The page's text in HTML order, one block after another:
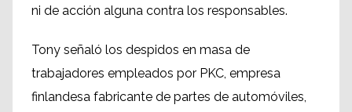
ni de acción alguna contra los responsables.
Tony señaló los despidos en masa de
trabajadores empleados por PKC, empresa
finlandesa fabricante de partes de automóviles,